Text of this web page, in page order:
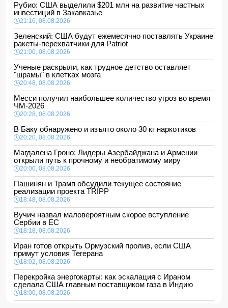
Рубио: США выделили $201 млн на развитие частных
инвестиций в Закавказье
21:16, 08.08.2026
Зеленский: США будут ежемесячно поставлять Украине
ракеты-перехватчики для Patriot
21:00, 08.08.2026
Ученые раскрыли, как трудное детство оставляет
"шрамы" в клетках мозга
20:48, 08.08.2026
Месси получил наибольшее количество угроз во время
ЧМ-2026
20:28, 08.08.2026
В Баку обнаружено и изъято около 30 кг наркотиков
20:20, 08.08.2026
Магдалена Гроно: Лидеры Азербайджана и Армении
открыли путь к прочному и необратимому миру
20:00, 08.08.2026
Пашинян и Трамп обсудили текущее состояние
реализации проекта TRIPP
18:48, 08.08.2026
Вучич назвал маловероятным скорое вступление
Сербии в ЕС
18:18, 08.08.2026
Иран готов открыть Ормузский пролив, если США
примут условия Тегерана
18:02, 08.08.2026
Перекройка энергокарты: как эскалация с Ираном
сделала США главным поставщиком газа в Индию
18:00, 08.08.2026